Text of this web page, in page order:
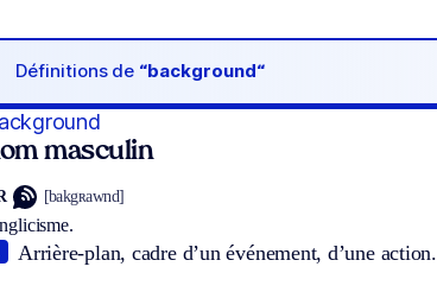
Définitions de “background“
masculin
[bakgʀawnd]
Arrière-plan, cadre d’un événement, d’une action.